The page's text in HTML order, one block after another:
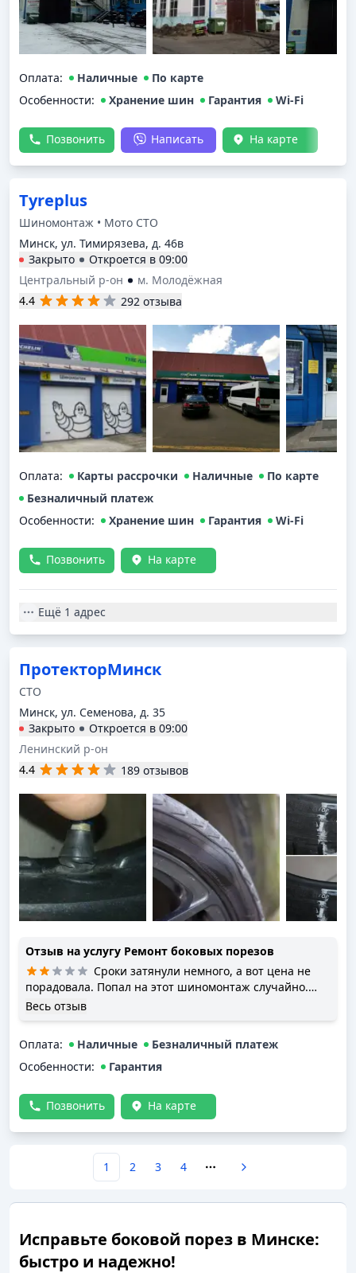
Оплата: Наличные
По карте
Особенности:
Хранение шин Гарантия Wi-Fi
Позвонить Написать На карте
Tyreplus
Шиномонтаж • Мото СТО
Минск, ул. Тимирязева, д. 46в
Закрыто
Откроется в 09:00
Центральный р-он
м. Молодёжная
4.4
292 отзыва
Оплата: Карты рассрочки Наличные
По карте
Безналичный платеж
Особенности:
Хранение шин Гарантия Wi-Fi
Позвонить На карте
Ещё 1 адрес
ПротекторМинск
СТО
Минск, ул. Семенова, д. 35
Закрыто
Откроется в 09:00
Ленинский р-он
4.4
189 отзывов
Отзыв на услугу Ремонт боковых порезов
Сроки затянули немного, а вот цена не
порадовала. Попал на этот шиномонтаж случайно.
Когда потом спросил о стоимости ремонта бокового
Весь отзыв
Оплата: Наличные
Безналичный платеж
Особенности:
Гарантия
Позвонить На карте
1 2 3 4 More pages
Исправьте боковой порез в Минске:
быстро и надежно!